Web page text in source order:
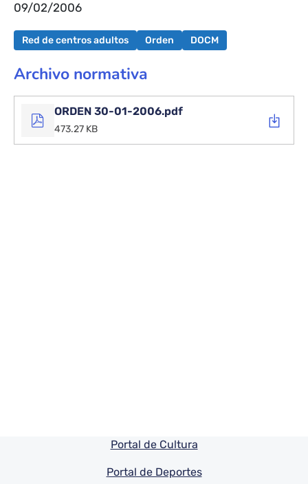
09/02/2006
Red de centros adultos Orden DOCM
Archivo normativa
ORDEN 30-01-2006.pdf
473.27 KB
Pie de pagina información
Portal de Cultura
Portal de Deportes